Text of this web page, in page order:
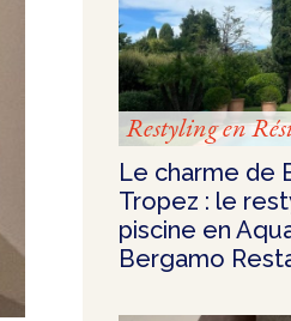
Restyling en
Le charme de
Tropez : le
piscine en
Bergamo